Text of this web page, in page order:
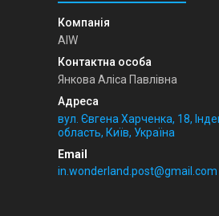
AIW
Янкова Аліса Павлівна
вул. Євгена Харченка, 18,
область, Київ, Україна
in.wonderland.post@gmail.com